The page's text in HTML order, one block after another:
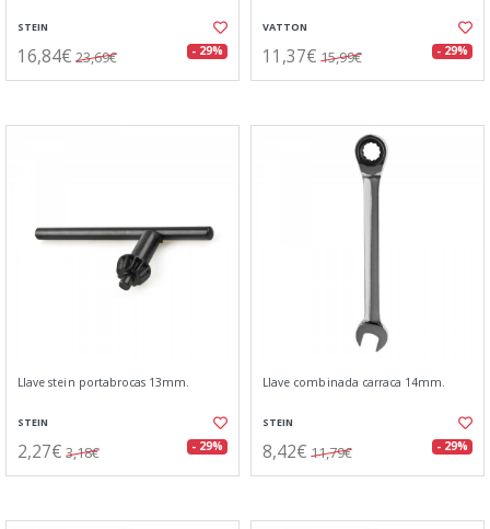
STEIN
16,84€ 23,69€ - 29%
VATTON
11,37€ 15,99€ - 29%
Llave stein portabrocas 13mm.
STEIN
2,27€ 3,18€ - 29%
Llave combinada carraca 14mm.
STEIN
8,42€ 11,79€ - 29%